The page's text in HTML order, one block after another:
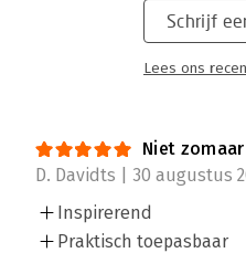
Schrijf
Lees ons
Niet
D. Davidts | 30 augustus
Inspirerend
Praktisch toepasbaar